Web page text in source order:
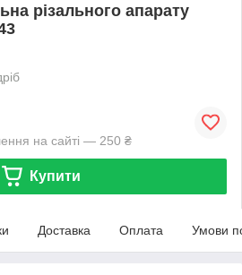
різального апарату
на сайті — 250 ₴
Купити
Доставка Оплата Умови